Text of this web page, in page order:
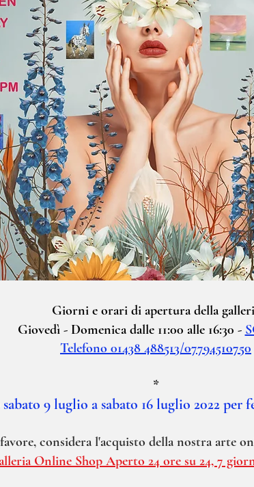
Giorni e orari di apertura della
Giovedì - Domenica dalle 11:00 alle 16:30 -
Telefono 01438 488513/07794510750
*
9 luglio a sabato 16 luglio 2022 per
considera l'acquisto della nostra arte
Online Shop Aperto 24 ore su 24, 7